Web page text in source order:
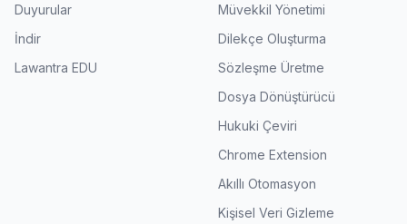
Duyurular
İndir
Lawantra EDU
Müvekkil Yönetimi
Dilekçe Oluşturma
Sözleşme Üretme
Dosya Dönüştürücü
Hukuki Çeviri
Chrome Extension
Akıllı Otomasyon
Kişisel Veri Gizleme